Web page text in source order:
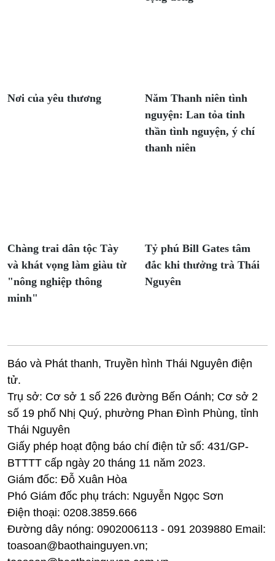
Nơi của yêu thương
Năm Thanh niên tình
nguyện: Lan tỏa tinh
thần tình nguyện, ý chí
thanh niên
Chàng trai dân tộc Tày
và khát vọng làm giàu từ
"nông nghiệp thông
minh"
Tỷ phú Bill Gates tâm
đắc khi thưởng trà Thái
Nguyên
Báo và Phát thanh, Truyền hình Thái Nguyên điện
tử.
Trụ sở: Cơ sở 1 số 226 đường Bến Oánh; Cơ sở 2
số 19 phố Nhị Quý, phường Phan Đình Phùng, tỉnh
Thái Nguyên
Giấy phép hoạt động báo chí điện tử số: 431/GP-
BTTTT cấp ngày 20 tháng 11 năm 2023.
Giám đốc: Đỗ Xuân Hòa
Phó Giám đốc phụ trách: Nguyễn Ngọc Sơn
Điện thoại: 0208.3859.666
Đường dây nóng: 0902006113 - 091 2039880 Email:
toasoan@baothainguyen.vn;